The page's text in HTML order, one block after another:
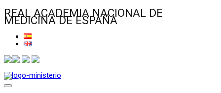
REAL ACADEMIA NACIONAL DE
MEDICINA DE ESPAÑA